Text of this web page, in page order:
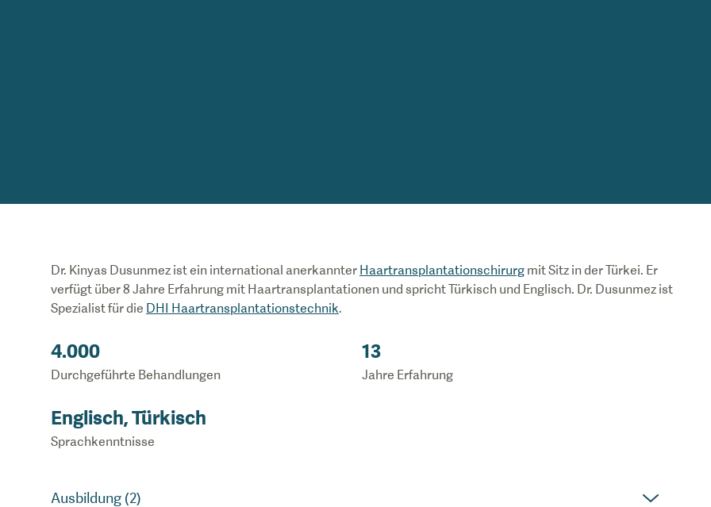
Dr. Kinyas Dusunmez ist ein international anerkannter Haartransplantationschirurg mit Sitz in der Türkei. Er
verfügt über 8 Jahre Erfahrung mit Haartransplantationen und spricht Türkisch und Englisch. Dr. Dusunmez ist
Spezialist für die DHI Haartransplantationstechnik.
4.000
Durchgeführte Behandlungen
13
Jahre Erfahrung
Englisch, Türkisch
Sprachkenntnisse
Ausbildung (2)